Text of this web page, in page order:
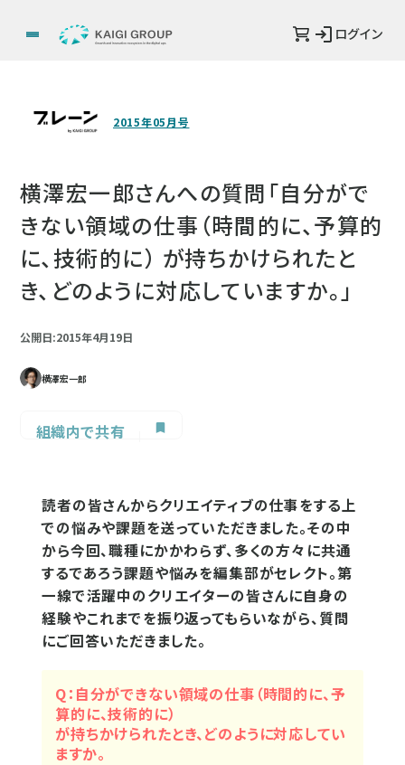
ログイン
2015年05月号
横澤宏一郎さんへの質問「自分がで
きない領域の仕事（時間的に、予算的
に、技術的に） が持ちかけられたと
き、どのように対応していますか。」
公開日:2015年4月19日
横澤宏一郎
組織内で共有
読者の皆さんからクリエイティブの仕事をする上
での悩みや課題を送っていただきました。その中
から今回、職種にかかわらず、多くの方々に共通
するであろう課題や悩みを編集部がセレクト。第
一線で活躍中のクリエイターの皆さんに自身の
経験やこれまでを振り返ってもらいながら、質問
にご回答いただきました。
Q：自分ができない領域の仕事（時間的に、予
算的に、技術的に）
が持ちかけられたとき、どのように対応してい
ますか。